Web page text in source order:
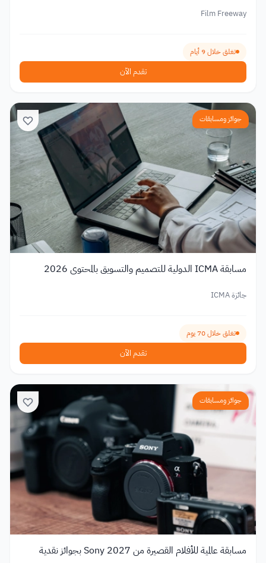
Film Freeway
تغلق خلال 9 أيام
تقدم الآن
جوائز ومسابقات
مسابقة ICMA الدولية للتصميم والتسويق بالمحتوى 2026
جائزة ICMA
تغلق خلال 70 يوم
تقدم الآن
جوائز ومسابقات
مسابقة عالمية للأفلام القصيرة من Sony 2027 بجوائز نقدية